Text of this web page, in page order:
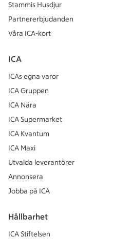
Stammis Husdjur
Partnererbjudanden
Våra ICA-kort
ICA
ICAs egna varor
ICA Gruppen
ICA Nära
ICA Supermarket
ICA Kvantum
ICA Maxi
Utvalda leverantörer
Annonsera
Jobba på ICA
Hållbarhet
ICA Stiftelsen